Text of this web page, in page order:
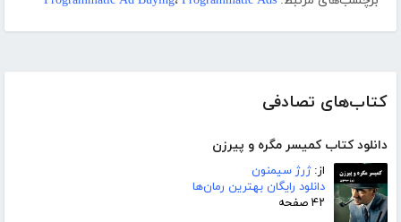
کتاب‌های تصادفی
دانلود کتاب کمیسر مگره و پیرزن
از:ژرژ سیمنون
دانلود رایگان بهترین رمان‌ها
۴۲ صفحه